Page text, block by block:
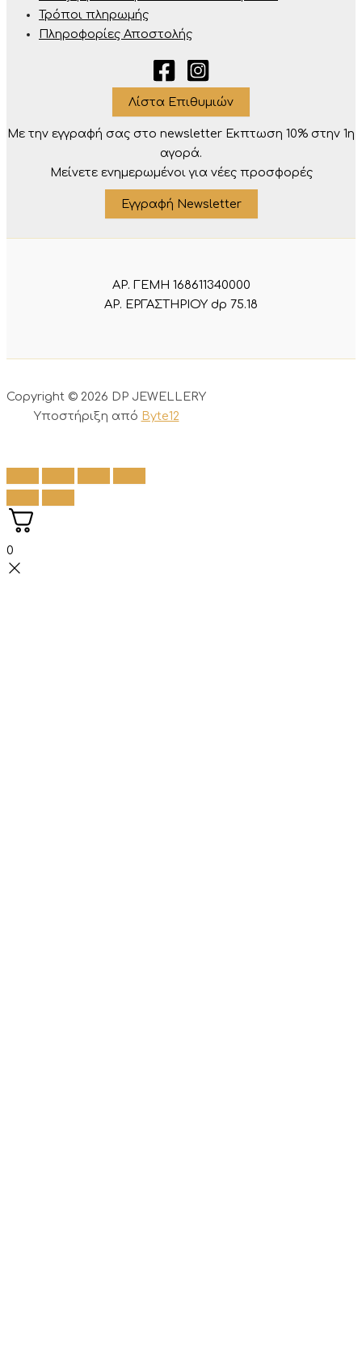
Τρόποι πληρωμής
Πληροφορίες Αποστολής
Λίστα Επιθυμιών
Με την εγγραφή σας στο newsletter Eκπτωση 10% στην 1η
αγορά.
Μείνετε ενημερωμένοι για νέες προσφορές
Εγγραφή Newsletter
ΑΡ. ΓΕΜΗ 168611340000
ΑΡ. ΕΡΓΑΣΤΗΡΙΟΥ dp 75.18
Copyright © 2026 DP JEWELLERY
Υποστήριξη από Byte12
0